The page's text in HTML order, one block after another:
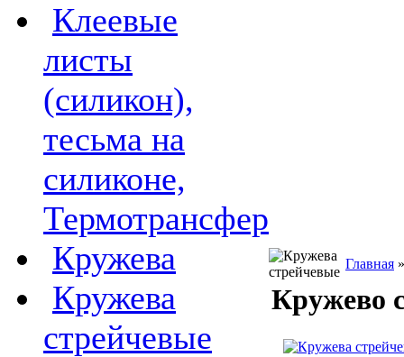
Клеевые
листы
(силикон),
тесьма на
силиконе,
Термотрансфер
Кружева
Кружева
стрейчевые
Главная
Кружево